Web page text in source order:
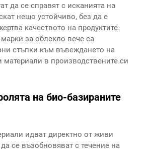
да се справят с исканията на
нещо устойчиво, без да е
качеството на продуктите.
за облекло вече са
стъпки към въвеждането на
материали в производствените си
на био-базираните
идват директно от живи
се възобновяват с течение на